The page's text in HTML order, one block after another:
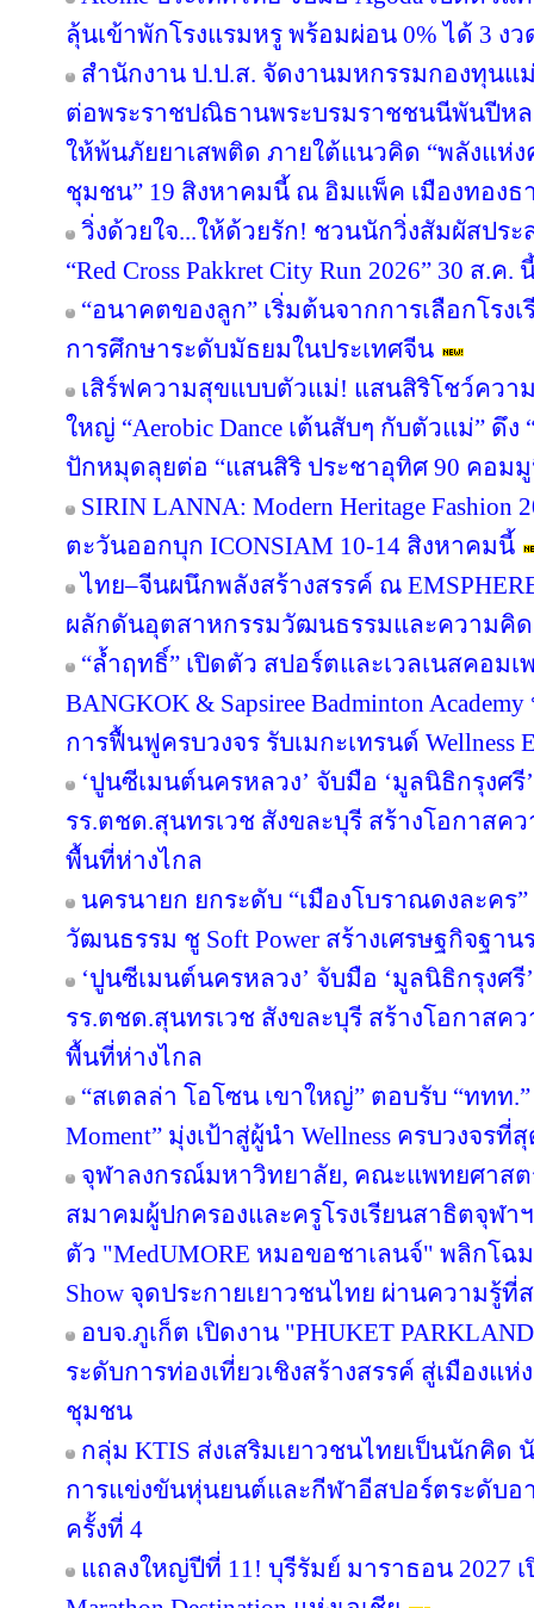
ลุ้นเข้าพักโรงแรมหรู พร้อมผ่อน 0% ได้ 3 ง
สำนักงาน ป.ป.ส. จัดงานมหกรรมกองทุนแ
ต่อพระราชปณิธานพระบรมราชชนนีพันปีห
ให้พ้นภัยยาเสพติด ภายใต้แนวคิด “พลังแห่
ชุมชน” 19 สิงหาคมนี้ ณ อิมแพ็ค เมืองทองธ
วิ่งด้วยใจ...ให้ด้วยรัก! ชวนนักวิ่งสัมผัสปร
“Red Cross Pakkret City Run 2026” 30 ส.ค.
“อนาคตของลูก” เริ่มต้นจากการเลือกโรง
การศึกษาระดับมัธยมในประเทศจีน
เสิร์ฟความสุขแบบตัวแม่! แสนสิริโชว์ความ
ใหญ่ “Aerobic Dance เต้นสับๆ กับตัวแม่” ดึ
ปักหมุดลุยต่อ “แสนสิริ ประชาอุทิศ 90 คอม
SIRIN LANNA: Modern Heritage
ตะวันออกบุก ICONSIAM 10-14 สิงหาคมนี้
ไทย–จีนผนึกพลังสร้างสรรค์ ณ
ผลักดันอุตสาหกรรมวัฒนธรรมและความคิด
“ล้ำฤทธิ์” เปิดตัว สปอร์ตและเวลเนสคอม
BANGKOK & Sapsiree Badminton
การฟื้นฟูครบวงจร รับเมกะเทรนด์ Wellness
‘ปูนซีเมนต์นครหลวง’ จับมือ ‘มูลนิธิกรุงศรี
รร.ตชด.สุนทรเวช สังขละบุรี สร้างโอกาสค
พื้นที่ห่างไกล
นครนายก ยกระดับ “เมืองโบราณดงละคร
วัฒนธรรม ชู Soft Power สร้างเศรษฐกิจฐา
‘ปูนซีเมนต์นครหลวง’ จับมือ ‘มูลนิธิกรุงศรี
รร.ตชด.สุนทรเวช สังขละบุรี สร้างโอกาสค
พื้นที่ห่างไกล
“สเตลล่า โอโซน เขาใหญ่” ตอบรับ “ททท.”
Moment” มุ่งเป้าสู่ผู้นำ Wellness ครบวงจร
จุฬาลงกรณ์มหาวิทยาลัย, คณะแพทยศาส
สมาคมผู้ปกครองและครูโรงเรียนสาธิตจุฬา
ตัว "MedUMORE หมอขอชาเลนจ์" พลิกโฉม
Show จุดประกายเยาวชนไทย ผ่านความรู้ที่
อบจ.ภูเก็ต เปิดงาน "PHUKET
ระดับการท่องเที่ยวเชิงสร้างสรรค์ สู่เมืองแ
ชุมชน
กลุ่ม KTIS ส่งเสริมเยาวชนไทยเป็นนักคิด
การแข่งขันหุ่นยนต์และกีฬาอีสปอร์ตระดับอ
ครั้งที่ 4
แถลงใหญ่ปีที่ 11! บุรีรัมย์ มาราธอน 2027